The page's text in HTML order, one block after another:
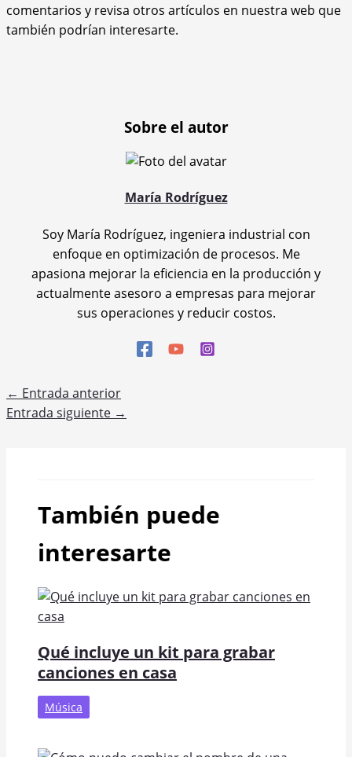
comentarios y revisa otros artículos en nuestra web que
también podrían interesarte.
Sobre el autor
María Rodríguez
Soy María Rodríguez, ingeniera industrial con
enfoque en optimización de procesos. Me
apasiona mejorar la eficiencia en la producción y
actualmente asesoro a empresas para mejorar
sus operaciones y reducir costos.
← Entrada anterior
Entrada siguiente →
También puede
interesarte
Qué incluye un kit para grabar
canciones en casa
Música